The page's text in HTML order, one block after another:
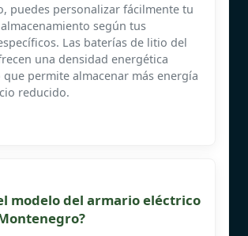
puedes personalizar fácilmente tu
según tus
Las baterías de litio del
una densidad energética
permite almacenar más energía
reducido.
modelo del armario eléctrico